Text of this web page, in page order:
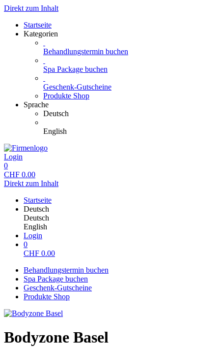
Direkt zum Inhalt
Startseite
Kategorien
Behandlungstermin buchen
Spa Package buchen
Geschenk-Gutscheine
Produkte Shop
Sprache
Deutsch
English
Login
0
CHF 0.00
Direkt zum Inhalt
Startseite
Deutsch
Deutsch
English
Login
0
CHF 0.00
Behandlungstermin buchen
Spa Package buchen
Geschenk-Gutscheine
Produkte Shop
Bodyzone Basel